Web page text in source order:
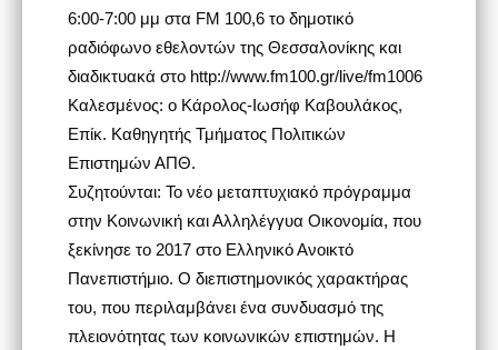
6:00-7:00 μμ στα FM 100,6 το δημοτικό
ραδιόφωνο εθελοντών της Θεσσαλονίκης και
διαδικτυακά στο http://www.fm100.gr/live/fm1006
Καλεσμένος: ο Κάρολος-Ιωσήφ Καβουλάκος,
Επίκ. Καθηγητής Τμήματος Πολιτικών
Επιστημών ΑΠΘ.
Συζητούνται: Το νέο μεταπτυχιακό πρόγραμμα
στην Κοινωνική και Αλληλέγγυα Οικονομία, που
ξεκίνησε το 2017 στο Ελληνικό Ανοικτό
Πανεπιστήμιο. Ο διεπιστημονικός χαρακτήρας
του, που περιλαμβάνει ένα συνδυασμό της
πλειονότητας των κοινωνικών επιστημών. Η